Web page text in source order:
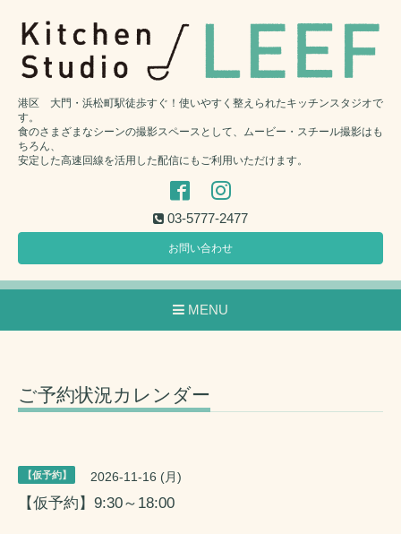
港区 大門・浜松町駅徒歩すぐ！使いやすく整えられたキッチンスタジオで
す。
食のさまざまなシーンの撮影スペースとして、ムービー・スチール撮影はも
ちろん、
安定した高速回線を活用した配信にもご利用いただけます。
03-5777-2477
お問い合わせ
MENU
ご予約状況カレンダー
【仮予約】 2026-11-16 (月)
【仮予約】9:30～18:00